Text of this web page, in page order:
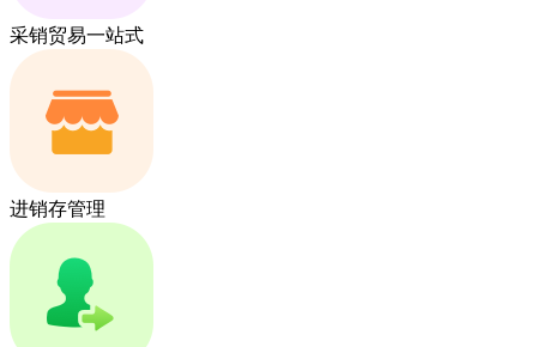
采销贸易一站式
进销存管理